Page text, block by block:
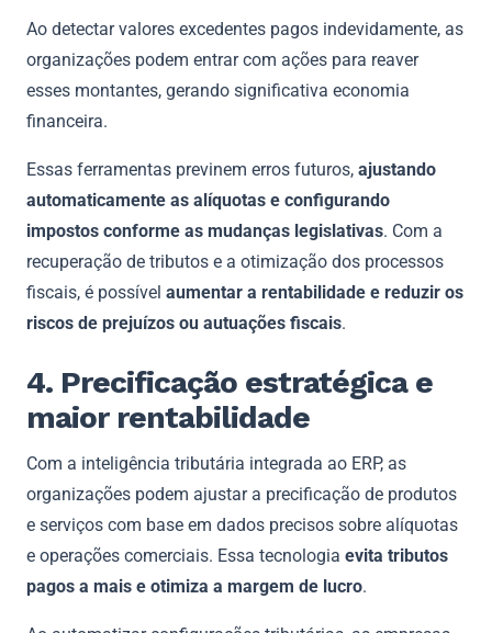
Ao detectar valores excedentes pagos indevidamente, as
organizações podem entrar com ações para reaver
esses montantes, gerando significativa economia
financeira.
Essas ferramentas previnem erros futuros, ajustando
automaticamente as alíquotas e configurando
impostos conforme as mudanças legislativas. Com a
recuperação de tributos e a otimização dos processos
fiscais, é possível aumentar a rentabilidade e reduzir os
riscos de prejuízos ou autuações fiscais.
4. Precificação estratégica e
maior rentabilidade
Com a inteligência tributária integrada ao ERP, as
organizações podem ajustar a precificação de produtos
e serviços com base em dados precisos sobre alíquotas
e operações comerciais. Essa tecnologia evita tributos
pagos a mais e otimiza a margem de lucro.